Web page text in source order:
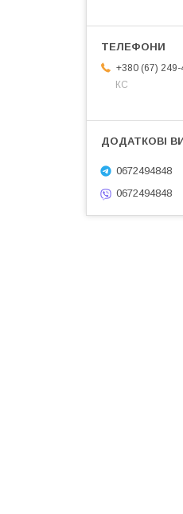
+380 (67) 249-
КС
0672494848
0672494848